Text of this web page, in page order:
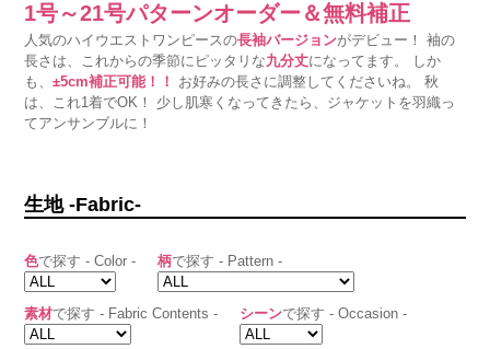
1号～21号パターンオーダー＆無料補正
人気のハイウエストワンピースの長袖バージョンがデビュー！ 袖の
長さは、これからの季節にピッタリな九分丈になってます。 しか
も、±5cm補正可能！！
お好みの長さに調整してくださいね。 秋
は、これ1着でOK！ 少し肌寒くなってきたら、ジャケットを羽織っ
てアンサンブルに！
生地 -Fabric-
色で探す - Color - 柄で探す - Pattern -
素材で探す - Fabric Contents - シーンで探す - Occasion -